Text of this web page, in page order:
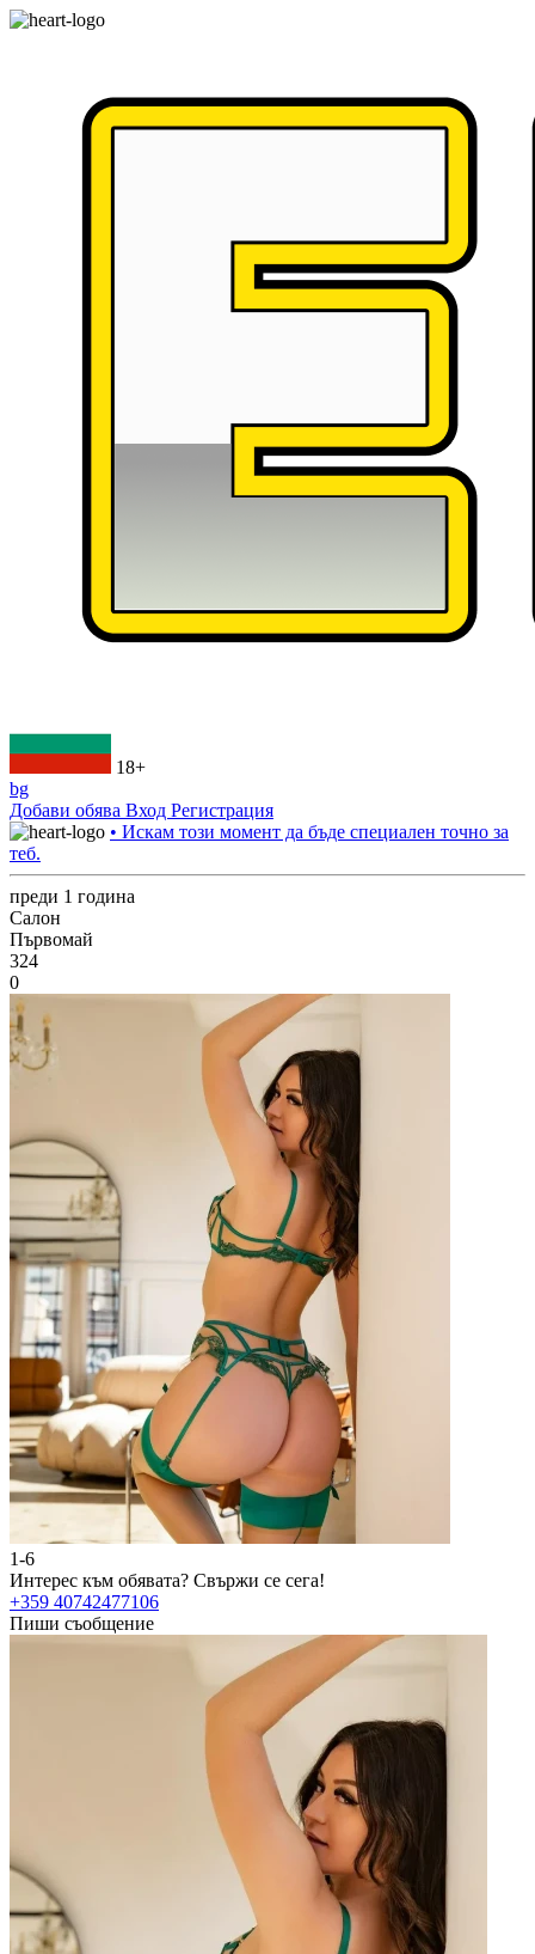
18+
bg
Добави обява Вход Регистрация
• Искам този момент да бъде специален точно за
теб.
преди 1 година
Салон
Първомай
324
0
1-6
Интерес към обявата? Свържи се сега!
+359 40742477106
Пиши съобщение